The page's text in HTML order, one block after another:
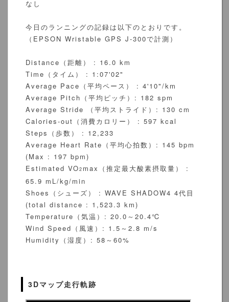
なし
今日のランニングの記録は以下のとおりです。
（EPSON Wristable GPS J-300で計測）
Distance（距離） : 16.0 km
Time（タイム） : 1:07'02"
Average Pace（平均ペース） : 4'10"/km
Average Pitch（平均ピッチ）: 182 spm
Average Stride （平均ストライド）: 130 cm
Calories-out（消費カロリー） : 597 kcal
Steps（歩数） : 12,233
Average Heart Rate（平均心拍数）: 145 bpm
(Max : 197 bpm)
Estimated VO2 max（推定最大酸素摂取量） :
65.9 mL/kg/min
Shoes（シューズ） : WAVE SHADOW4 4代目
(total distance : 1,523.3 km)
Temperature（気温）: 20.0～20.4℃
Wind Speed（風速）: 1.5～2.8 m/s
Humidity（湿度）: 58～60%
3Dマップ走行軌跡